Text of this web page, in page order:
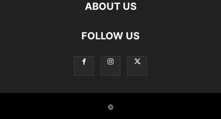
ABOUT US
FOLLOW US
©